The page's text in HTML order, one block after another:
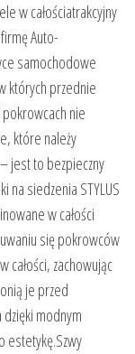
w całościatrakcyjny
Auto-
samochodowe
których przednie
nie
które należy
jest to bezpieczny
na siedzenia STYLUS
w całości
się pokrowców
całości, zachowując
je przed
dzięki modnym
estetykę.Szwy